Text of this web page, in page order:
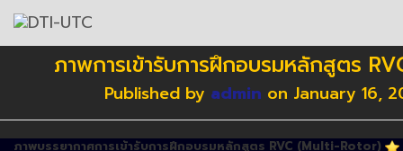
ภาพการเข้ารับการฝึกอบรมหลักสูตร
Published by admin on January 16,
ภาพบรรยากาศการเข้ารับการฝึกอบรมหลักสูตร RVC (Multi-Rotor)